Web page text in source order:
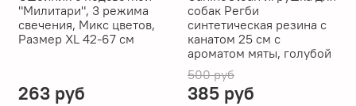
"Милитари", 3 режима
свечения, Микс цветов,
Размер XL 42-67 см
263 руб
собак Регби
синтетическая резина с
канатом 25 см с
ароматом мяты, голубой
500 руб
385 руб